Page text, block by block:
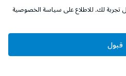
تجربة لك. للاطلاع على سياسة الخصوصية
قبول